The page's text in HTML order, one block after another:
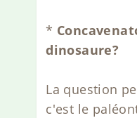
*
dinosaure?
La question
c'est le